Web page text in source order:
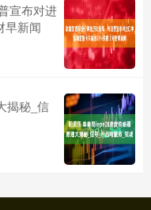
宣布对进
早新闻
揭秘_信